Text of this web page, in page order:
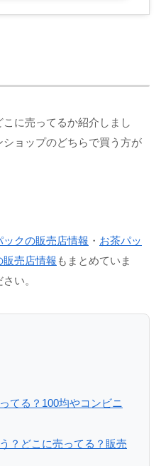
に売ってるか紹介しまし
ョップのどちらで買う方が
ックの販売店情報 ・ お茶パッ
販売店情報 もまとめていま
い。
てる？100均やコンビニ
？どこに売ってる？販売